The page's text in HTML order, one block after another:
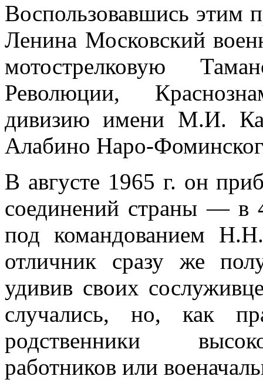
Воспользовавшись этим
Ленина Московский
мотострелковую
Революции,
дивизию имени М.И.
Алабино Наро-
В августе 1965 г. он
соединений страны — в
под командованием
отличник сразу же
удивив своих
случались, но, как
родственники
работников или